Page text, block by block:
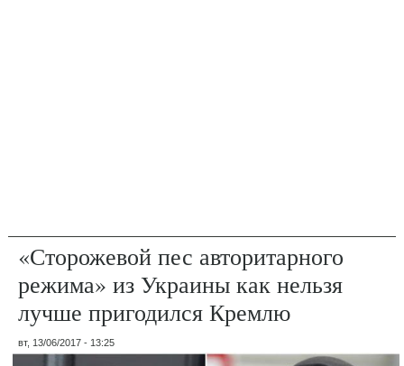
«Сторожевой пес авторитарного
режима» из Украины как нельзя
лучше пригодился Кремлю
вт, 13/06/2017 - 13:25